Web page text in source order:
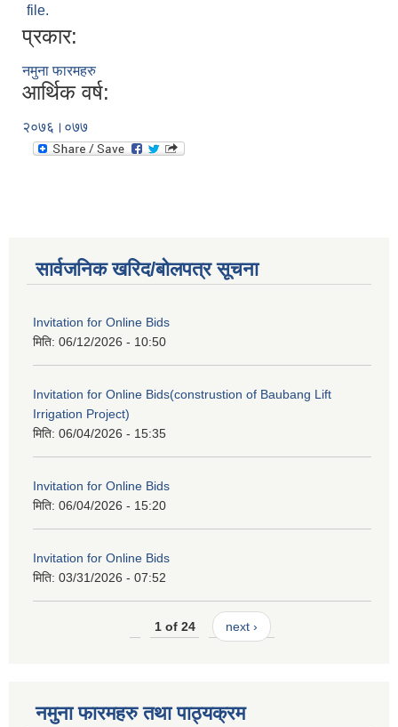
file.
प्रकार:
नमुना फारमहरु
आर्थिक वर्ष:
२०७६।०७७
सार्वजनिक खरिद/बोलपत्र सूचना
Invitation for Online Bids
मिति: 06/12/2026 - 10:50
Invitation for Online Bids(construstion of Baubang Lift
Irrigation Project)
मिति: 06/04/2026 - 15:35
Invitation for Online Bids
मिति: 06/04/2026 - 15:20
Invitation for Online Bids
मिति: 03/31/2026 - 07:52
1 of 24 next ›
नमुना फारमहरु तथा पाठ्यक्रम